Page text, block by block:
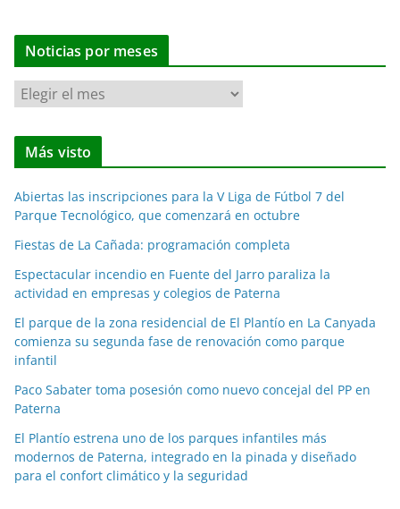
Noticias por meses
N
o
t
i
a
s
p
o
m
e
e
Más visto
Abiertas las inscripciones para la V Liga de Fútbol 7 del
Parque Tecnológico, que comenzará en octubre
Fiestas de La Cañada: programación completa
Espectacular incendio en Fuente del Jarro paraliza la
actividad en empresas y colegios de Paterna
El parque de la zona residencial de El Plantío en La Canyada
comienza su segunda fase de renovación como parque
infantil
Paco Sabater toma posesión como nuevo concejal del PP en
Paterna
El Plantío estrena uno de los parques infantiles más
modernos de Paterna, integrado en la pinada y diseñado
para el confort climático y la seguridad